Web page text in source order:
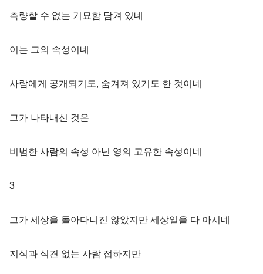
측량할 수 없는 기묘함 담겨 있네
이는 그의 속성이네
사람에게 공개되기도, 숨겨져 있기도 한 것이네
그가 나타내신 것은
비범한 사람의 속성 아닌 영의 고유한 속성이네
3
그가 세상을 돌아다니진 않았지만 세상일을 다 아시네
지식과 식견 없는 사람 접하지만